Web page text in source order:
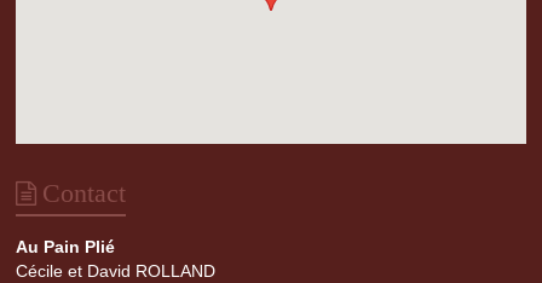
Contact
Au Pain Plié
Cécile et David ROLLAND